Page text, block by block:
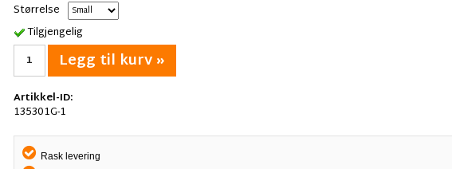
Størrelse
Tilgjengelig
Legg til kurv »
Artikkel-ID:
135301G-1
Rask levering